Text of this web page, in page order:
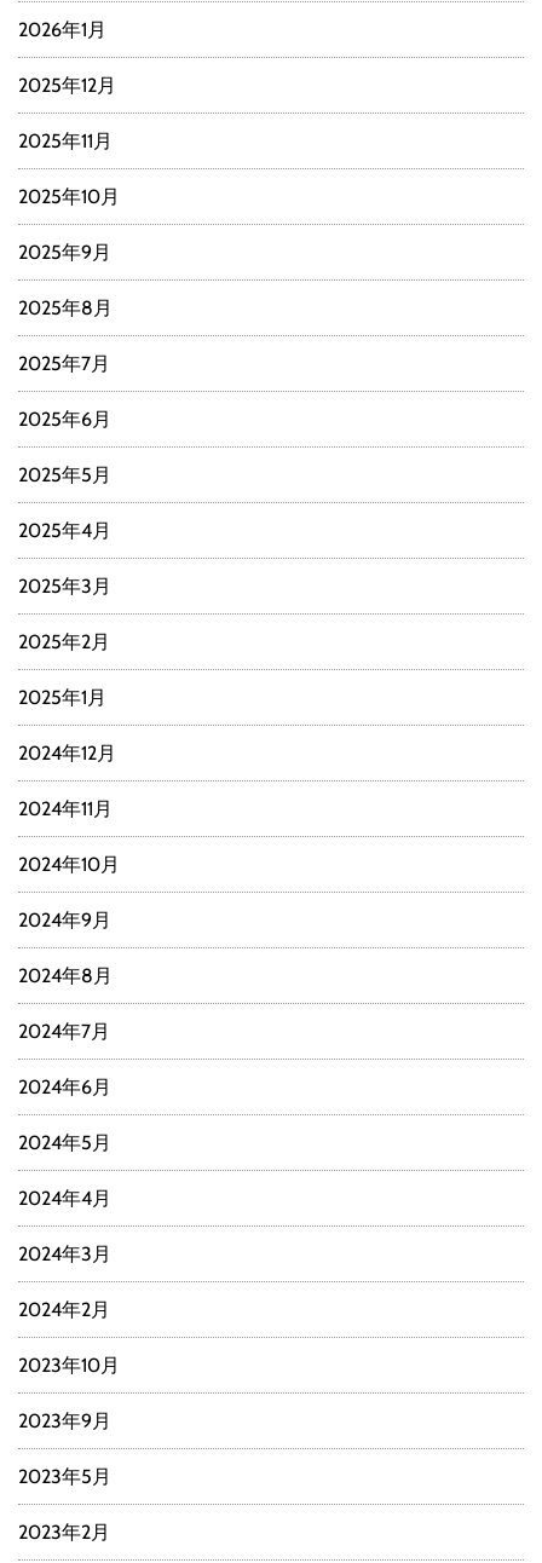
2026年1月
2025年12月
2025年11月
2025年10月
2025年9月
2025年8月
2025年7月
2025年6月
2025年5月
2025年4月
2025年3月
2025年2月
2025年1月
2024年12月
2024年11月
2024年10月
2024年9月
2024年8月
2024年7月
2024年6月
2024年5月
2024年4月
2024年3月
2024年2月
2023年10月
2023年9月
2023年5月
2023年2月